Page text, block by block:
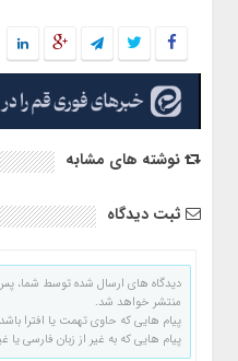
نوشته های مشابه
ثبت دیدگاه
دیدگاه های ارسال شده توسط شما،
منتشر خواهد شد.
پیام هایی که حاوی تهمت یا افترا
پیام هایی که به غیر از زبان فارسی